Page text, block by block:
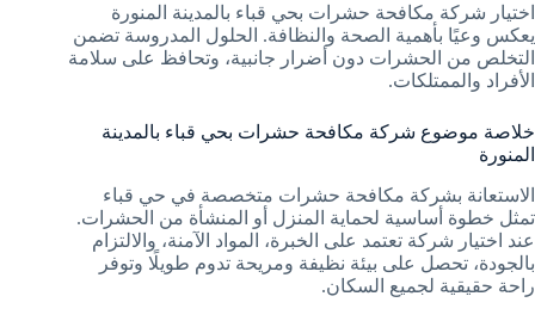
اختيار شركة مكافحة حشرات بحي قباء بالمدينة المنورة
يعكس وعيًا بأهمية الصحة والنظافة. الحلول المدروسة تضمن
التخلص من الحشرات دون أضرار جانبية، وتحافظ على سلامة
الأفراد والممتلكات.
خلاصة موضوع شركة مكافحة حشرات بحي قباء بالمدينة
المنورة
الاستعانة بشركة مكافحة حشرات متخصصة في حي قباء
تمثل خطوة أساسية لحماية المنزل أو المنشأة من الحشرات.
عند اختيار شركة تعتمد على الخبرة، المواد الآمنة، والالتزام
بالجودة، تحصل على بيئة نظيفة ومريحة تدوم طويلًا وتوفر
راحة حقيقية لجميع السكان.